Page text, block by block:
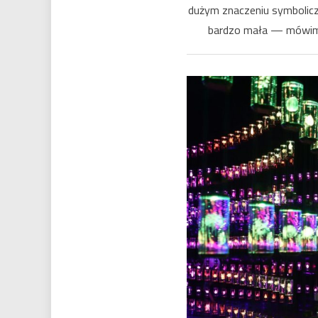
dużym znaczeniu
bardzo mała —